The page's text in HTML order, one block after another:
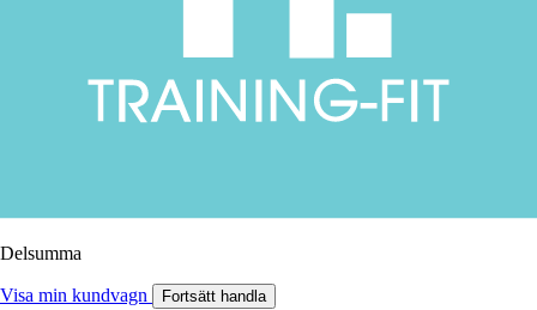
Delsumma
Visa min kundvagn Fortsätt handla